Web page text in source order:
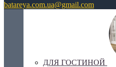
ДЛЯ ГОСТИНОЙ
batareya.com.ua@gmail.com